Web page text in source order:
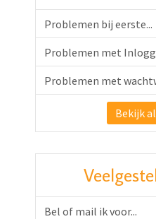
Problemen bij eerste...
Problemen met
Problemen met
Bekijk
Bel of mail ik voor...